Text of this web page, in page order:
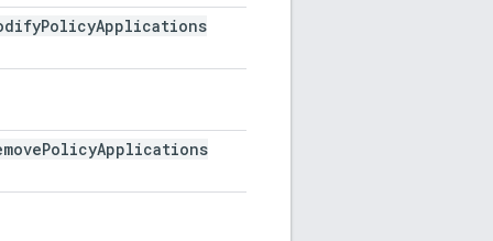
PolicyApplications
PolicyApplications